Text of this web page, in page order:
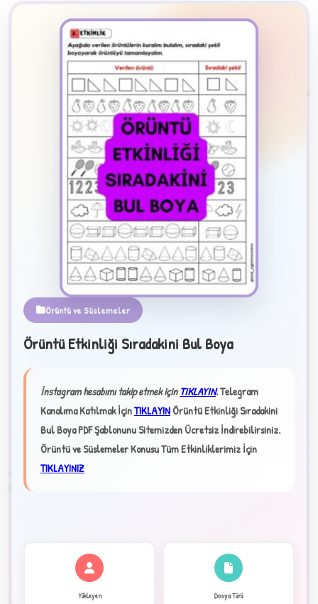
✦
Örüntü ve Süslemeler
Örüntü Etkinliği Sıradakini Bul Boya
İnstagram hesabımı takip etmek içinTIKLAYIN.Telegram
Kanalıma Katılmak İçinTIKLAYINÖrüntü Etkinliği Sıradakini
Bul Boya PDF Şablonunu Sitemizden Ücretsiz İndirebilirsiniz.
Örüntü ve Süslemeler Konusu Tüm Etkinliklerimiz İçin
TIKLAYINIZ
Yükleyen Dosya Türü
★